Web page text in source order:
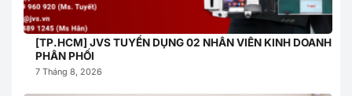
[TP.HCM] JVS TUYỂN DỤNG 02 NHÂN VIÊN KINH DOANH
PHÂN PHỐI
7 Tháng 8, 2026